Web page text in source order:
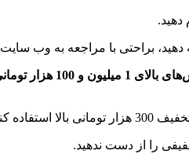
دهید.
دهيد، براحتی با مراجعه به وب سايت
استفاده كنيد.
را از دست ندهید.